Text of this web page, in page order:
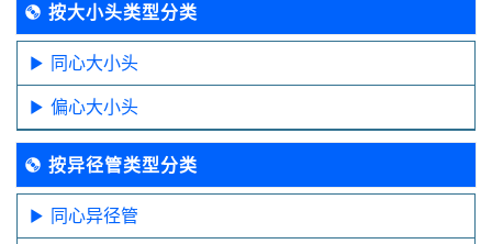
按大小头类型分类
同心大小头
偏心大小头
按异径管类型分类
同心异径管